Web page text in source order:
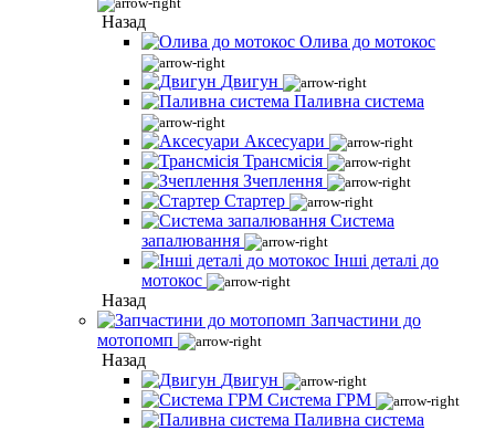
Назад
Олива до мотокос
Двигун
Паливна система
Аксесуари
Трансмісія
Зчеплення
Стартер
Система
запалювання
Інші деталі до
мотокос
Назад
Запчастини до
мотопомп
Назад
Двигун
Система ГРМ
Паливна система